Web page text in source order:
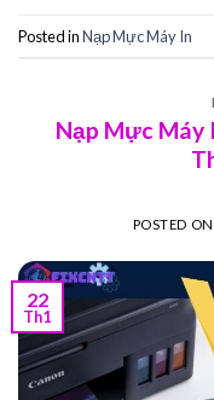
Posted inNạp Mực Máy In
Nạp Mực Máy
POSTED
22
Th1